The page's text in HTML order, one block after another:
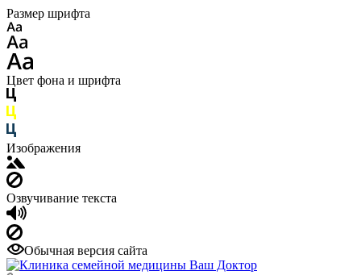
Размер шрифта
Цвет фона и шрифта
Изображения
Озвучивание текста
Обычная версия сайта